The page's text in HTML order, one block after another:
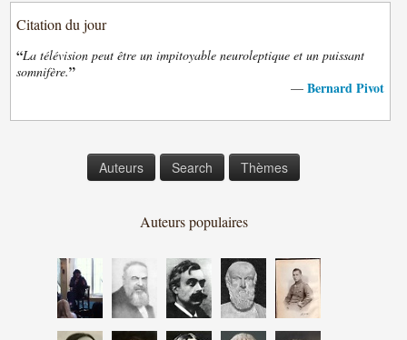
Citation du jour
“La télévision peut être un impitoyable neuroleptique et un puissant
somnifère.”
— Bernard Pivot
Auteurs Search Thèmes
Auteurs populaires